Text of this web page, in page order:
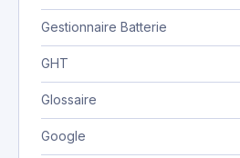
Gestionnaire Batterie
GHT
Glossaire
Google